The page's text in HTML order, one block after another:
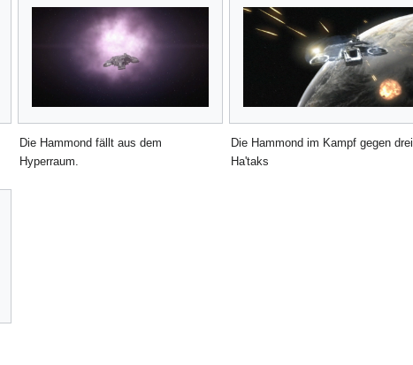
Die Hammond fällt aus dem
Hyperraum.
Die Hammond im Kampf gegen drei
Ha'taks